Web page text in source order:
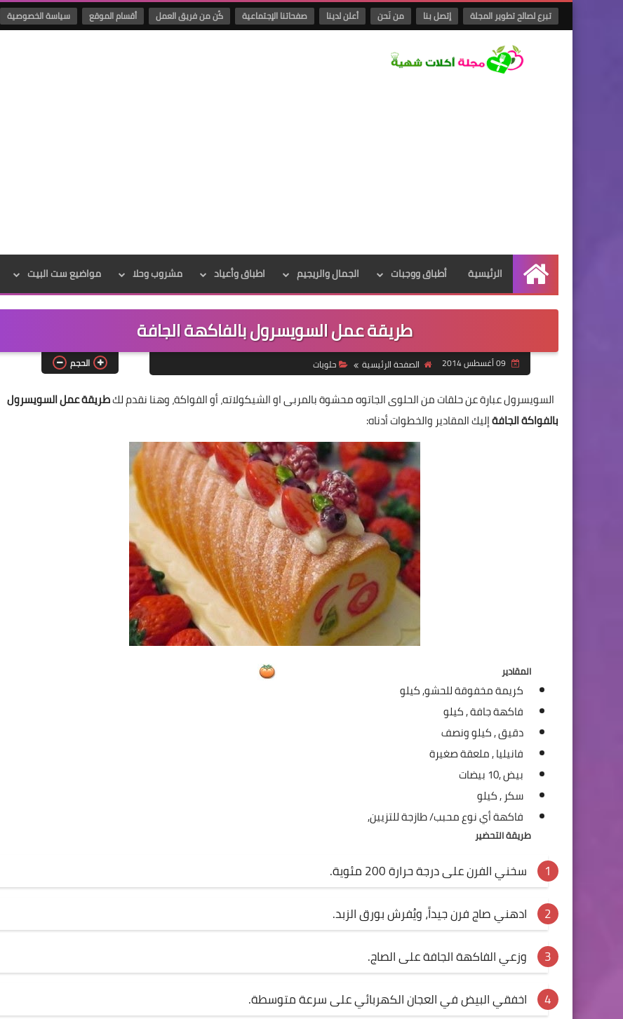
تبرع لصالح تطوير المجلة إتصل بنا من نَحن أعلن لدينا صفحاتنا الإجتماعية كُن من فريق العمل أقسام الموقع سياسة الخصوصية
الرئيسية
الرئيسية أطباق ووجبات الجمال والريجيم اطباق وأعياد مشروب وحلا مواضيع ست البيت
طريقة عمل السويسرول بالفاكهة الجافة
الصفحة الرئيسية حلويات الحجم
السويسرول عبارة عن حلقات من الحلوى الجاتوه محشوة بالمربى او الشيكولاته، أو الفواكة، وهنا نقدم لكطريقة عمل السويسرول
بالفواكة الجافةإليك المقادير والخطوات أدناه:
المقادير
كريمة مخفوقة للحشو,كيلو
فاكهة جافة ,كيلو
دقيق ,كيلو ونصف
فانيليا ,ملعقة صغيرة
بيض ,10 بيضات
سكر ,كيلو
فاكهة أي نوع محبب/ طازجة للتزيين,
طريقة التحضير
سخني الفرن على درجة حرارة 200 مئوية.
ادهني صاج فرن جيداً، ويُفرش بورق الزبد.
وزعي الفاكهة الجافة على الصاج.
اخفقي البيض في العجان الكهربائي على سرعة متوسطة.